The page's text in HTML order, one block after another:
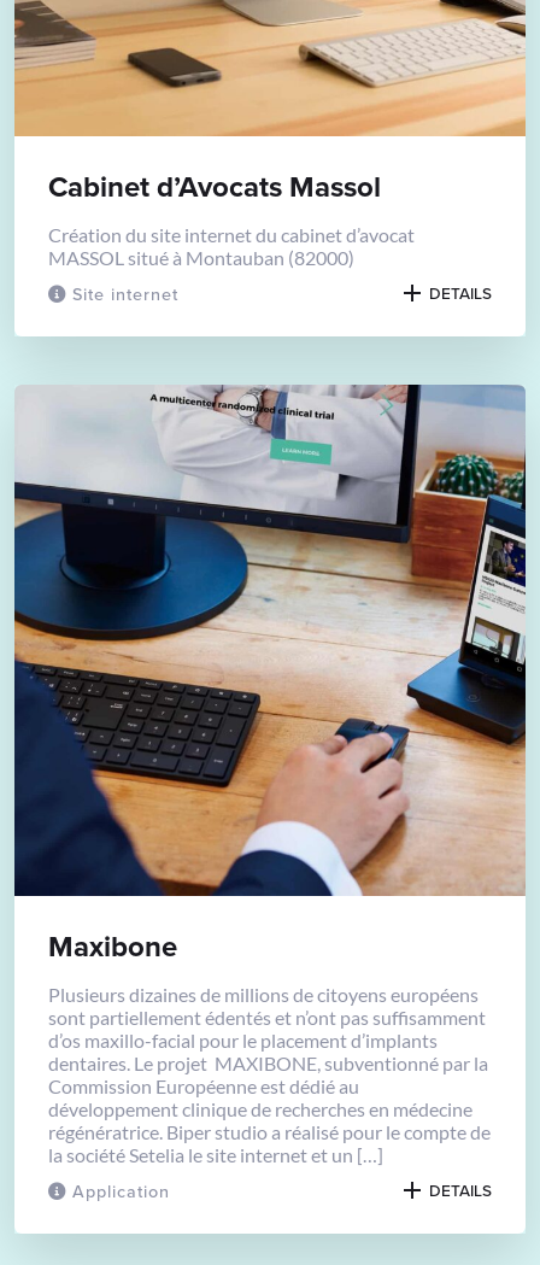
Site internet
Cabinet d’Avocats Massol
Création du site internet du cabinet d’avocat
MASSOL situé à Montauban (82000)
DETAILS
Application
Maxibone
Plusieurs dizaines de millions de citoyens européens
sont partiellement édentés et n’ont pas suffisamment
d’os maxillo-facial pour le placement d’implants
dentaires. Le projet MAXIBONE, subventionné par la
Commission Européenne est dédié au
développement clinique de recherches en médecine
régénératrice. Biper studio a réalisé pour le compte de
la société Setelia le site internet et un […]
DETAILS